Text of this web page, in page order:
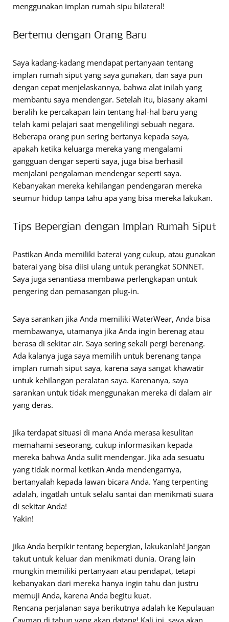
menggunakan implan rumah sipu bilateral!
Bertemu dengan Orang Baru
Saya kadang-kadang mendapat pertanyaan tentang
implan rumah siput yang saya gunakan, dan saya pun
dengan cepat menjelaskannya, bahwa alat inilah yang
membantu saya mendengar. Setelah itu, biasany akami
beralih ke percakapan lain tentang hal-hal baru yang
telah kami pelajari saat mengelilingi sebuah negara.
Beberapa orang pun sering bertanya kepada saya,
apakah ketika keluarga mereka yang mengalami
gangguan dengar seperti saya, juga bisa berhasil
menjalani pengalaman mendengar seperti saya.
Kebanyakan mereka kehilangan pendengaran mereka
seumur hidup tanpa tahu apa yang bisa mereka lakukan.
Tips Bepergian dengan Implan Rumah Siput
Pastikan Anda memiliki baterai yang cukup, atau gunakan
baterai yang bisa diisi ulang untuk perangkat SONNET.
Saya juga senantiasa membawa perlengkapan untuk
pengering dan pemasangan plug-in.
Saya sarankan jika Anda memiliki WaterWear, Anda bisa
membawanya, utamanya jika Anda ingin berenag atau
berasa di sekitar air. Saya sering sekali pergi berenang.
Ada kalanya juga saya memilih untuk berenang tanpa
implan rumah siput saya, karena saya sangat khawatir
untuk kehilangan peralatan saya. Karenanya, saya
sarankan untuk tidak menggunakan mereka di dalam air
yang deras.
Jika terdapat situasi di mana Anda merasa kesulitan
memahami seseorang, cukup informasikan kepada
mereka bahwa Anda sulit mendengar. Jika ada sesuatu
yang tidak normal ketikan Anda mendengarnya,
bertanyalah kepada lawan bicara Anda. Yang terpenting
adalah, ingatlah untuk selalu santai dan menikmati suara
di sekitar Anda!
Yakin!
Jika Anda berpikir tentang bepergian, lakukanlah! Jangan
takut untuk keluar dan menikmati dunia. Orang lain
mungkin memiliki pertanyaan atau pendapat, tetapi
kebanyakan dari mereka hanya ingin tahu dan justru
memuji Anda, karena Anda begitu kuat.
Rencana perjalanan saya berikutnya adalah ke Kepulauan